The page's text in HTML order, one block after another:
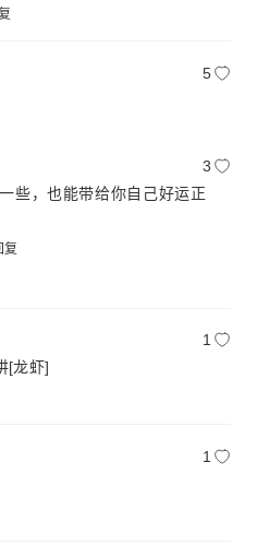
5
3
些，也能带给你自己好运正
复
1
[龙虾]
1